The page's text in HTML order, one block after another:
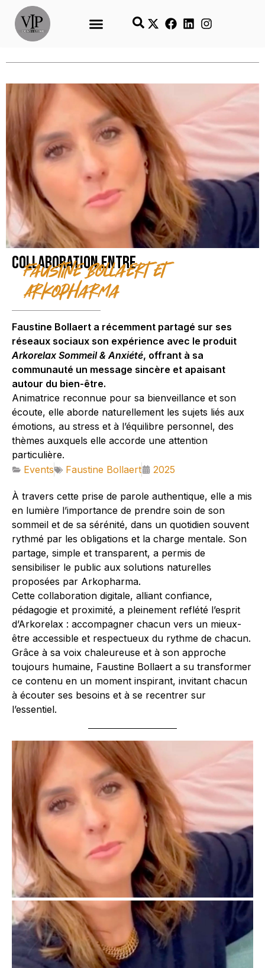
Collaboration entre
Faustine Bollaert et
Arkopharma
Faustine Bollaert a récemment partagé sur ses
réseaux sociaux son expérience avec le produit
Arkorelax Sommeil & Anxiété, offrant à sa
communauté un message sincère et apaisant
autour du bien-être.
Animatrice reconnue pour sa bienveillance et son
écoute, elle aborde naturellement les sujets liés aux
émotions, au stress et à l’équilibre personnel, des
thèmes auxquels elle accorde une attention
particulière.
Events
Faustine Bollaert 2025
À travers cette prise de parole authentique, elle a mis
en lumière l’importance de prendre soin de son
sommeil et de sa sérénité, dans un quotidien souvent
rythmé par les obligations et la charge mentale. Son
partage, simple et transparent, a permis de
sensibiliser le public aux solutions naturelles
proposées par Arkopharma.
Cette collaboration digitale, alliant confiance,
pédagogie et proximité, a pleinement reflété l’esprit
d’Arkorelax : accompagner chacun vers un mieux-
être accessible et respectueux du rythme de chacun.
Grâce à sa voix chaleureuse et à son approche
toujours humaine, Faustine Bollaert a su transformer
ce contenu en un moment inspirant, invitant chacun
à écouter ses besoins et à se recentrer sur
l’essentiel.